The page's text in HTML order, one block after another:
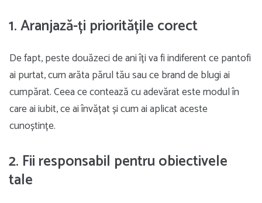
1. Aranjază-ți prioritățile corect
De fapt, peste douăzeci de ani îți va fi indiferent ce pantofi
ai purtat, cum arăta părul tău sau ce brand de blugi ai
cumpărat. Ceea ce contează cu adevărat este modul în
care ai iubit, ce ai învățat și cum ai aplicat aceste
cunoștințe.
2. Fii responsabil pentru obiectivele
tale